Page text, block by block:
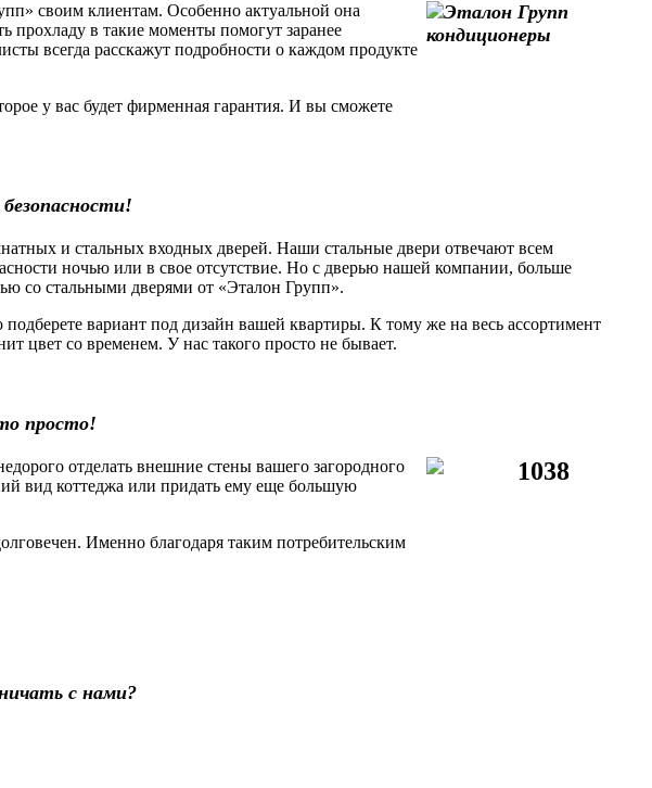
своим клиентам. Особенно актуальной она
прохладу в такие моменты помогут заранее
всегда расскажут подробности о каждом продукте
у вас будет фирменная гарантия. И вы сможете
и стальных входных дверей. Наши стальные двери отвечают всем
ночью или в свое отсутствие. Но с дверью нашей компании, больше
со стальными дверями от «Эталон Групп».
вариант под дизайн вашей квартиры. К тому же на весь ассортимент
цвет со временем. У нас такого просто не бывает.
просто!
отделать внешние стены вашего загородного
вид коттеджа или придать ему еще большую
Именно благодаря таким потребительским
с нами?